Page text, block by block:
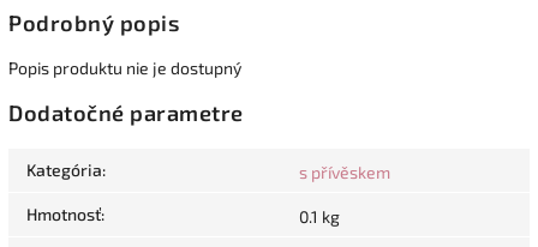
Podrobný popis
Popis produktu nie je dostupný
Dodatočné parametre
Kategória: s přívěskem
Hmotnosť: 0.1 kg